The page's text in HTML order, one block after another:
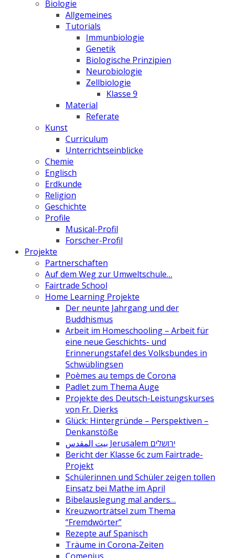
Biologie
Allgemeines
Tutorials
Immunbiologie
Genetik
Biologische Prinzipien
Neurobiologie
Zellbiologie
Klasse 9
Material
Referate
Kunst
Curriculum
Unterrichtseinblicke
Chemie
Englisch
Erdkunde
Religion
Geschichte
Profile
Musical-Profil
Forscher-Profil
Projekte
Partnerschaften
Auf dem Weg zur Umweltschule…
Fairtrade School
Home Learning Projekte
Der neunte Jahrgang und der
Buddhismus
Arbeit im Homeschooling – Arbeit für
eine neue Geschichts- und
Erinnerungstafel des Volksbundes in
Schwüblingsen
Poèmes au temps de Corona
Padlet zum Thema Auge
Projekte des Deutsch-Leistungskurses
von Fr. Dierks
Glück: Hintergründe – Perspektiven –
Denkanstöße
بيت المقدس Jerusalem ירושלים
Bericht der Klasse 6c zum Fairtrade-
Projekt
Schülerinnen und Schüler zeigen tollen
Einsatz bei Mathe im April
Bibelauslegung mal anders…
Kreuzworträtsel zum Thema
“Fremdwörter”
Rezepte auf Spanisch
Träume in Corona-Zeiten